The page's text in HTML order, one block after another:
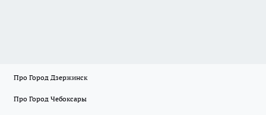
Про Город Дзержинск
Про Город Чебоксары